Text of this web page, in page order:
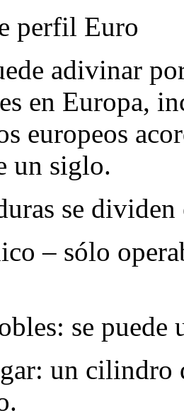
perfil Euro
adivinar
en Europa,
europeos
un siglo.
se
– sólo
se puede
un cilindro